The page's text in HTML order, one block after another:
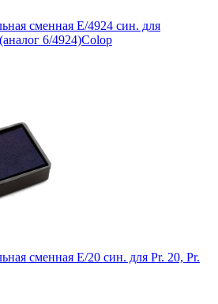
сменная E/4924 син. для
6/4924)Colop
сменная E/20 син. для Pr. 20, Pr.